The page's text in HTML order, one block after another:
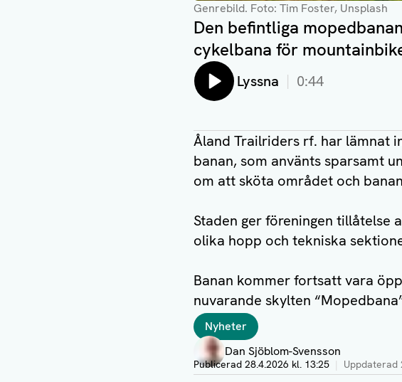
Genrebild. Foto: Tim Foster, Unsplash
Den befintliga
cykelbana för
Lyssna 0:44
Åland Trailriders rf. har lämnat
banan, som använts sparsamt
om att sköta området och
Staden ger föreningen tillåtelse
olika hopp och tekniska
Banan kommer fortsatt vara
nuvarande skylten
TaggarNyheter
Författare
Dan Sjöblom-Svensson
Visa profil
Publicerad 28.4.2026 kl. 13:25 Uppdaterad